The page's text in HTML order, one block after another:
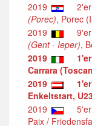
2019
2'er
(Porec), Porec
2019
(Gent - Ieper),
2019
Carrara
2019
Enkeltstart,
2019
Paix /